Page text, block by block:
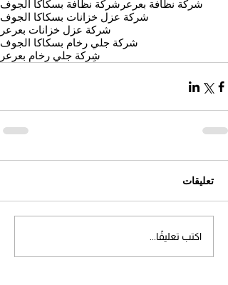
شركة نظافة بعرعر شركة نظافة بسكاكا الجوف
شركة عزل خزانات بسكاكا الجوف
شركة عزل خزانات بعرعر
شركة جلي رخام بسكاكا الجوف
شِركة جلي رخام بعرعر
تعليقات
اكتب تعليقًا...